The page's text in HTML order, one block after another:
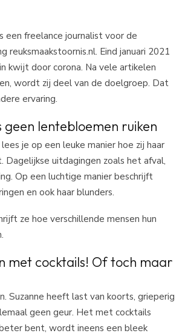
een freelance journalist voor de
reuksmaakstoornis.nl. Eind januari 2021
kwijt door corona. Na vele artikelen
wordt zij deel van de doelgroep. Dat
ervaring.
geen lentebloemen ruiken
lees je op een leuke manier hoe zij haar
Dagelijkse uitdagingen zoals het afval,
Op een luchtige manier beschrijft
en ook haar blunders.
ze hoe verschillende mensen hun
met cocktails! Of toch maar
Suzanne heeft last van koorts, grieperig
geen geur. Het met cocktails
bent, wordt ineens een bleek